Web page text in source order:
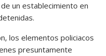
un establecimiento en
los elementos policiacos
presuntamente